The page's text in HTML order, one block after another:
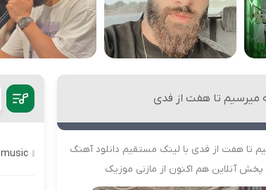
میرسیم تا هفت از فدی
تا هفت از فدی با لینک مستقیم دانلود آهنگ
پخش آنلاین هم اکنون از مازنی موزیک
music